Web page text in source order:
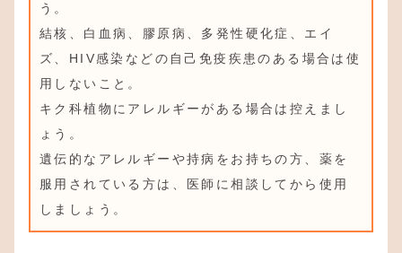
う。
結核、白血病、膠原病、多発性硬化症、エイ
ズ、HIV感染などの自己免疫疾患のある場合は使
用しないこと。
キク科植物にアレルギーがある場合は控えまし
ょう。
遺伝的なアレルギーや持病をお持ちの方、薬を
服用されている方は、医師に相談してから使用
しましょう。